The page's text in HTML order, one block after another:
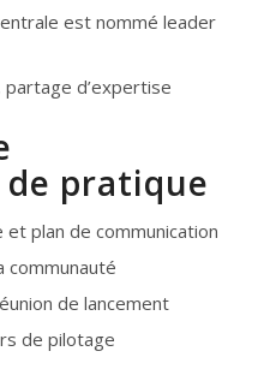
est nommé leader
d’expertise
pratique
plan de communication
communauté
de lancement
de pilotage